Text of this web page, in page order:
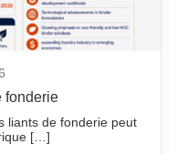
fonderie
liants de fonderie peut
[…]